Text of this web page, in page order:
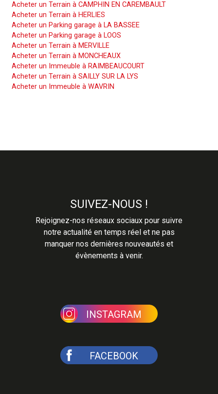
Acheter un Terrain à CAMPHIN EN CAREMBAULT
Acheter un Terrain à HERLIES
Acheter un Parking garage à LA BASSEE
Acheter un Parking garage à LOOS
Acheter un Terrain à MERVILLE
Acheter un Terrain à MONCHEAUX
Acheter un Immeuble à RAIMBEAUCOURT
Acheter un Terrain à SAILLY SUR LA LYS
Acheter un Immeuble à WAVRIN
SUIVEZ-NOUS !
Rejoignez-nos réseaux sociaux pour suivre
notre actualité en temps réel et ne pas
manquer nos dernières nouveautés et
évènements à venir.
INSTAGRAM
FACEBOOK